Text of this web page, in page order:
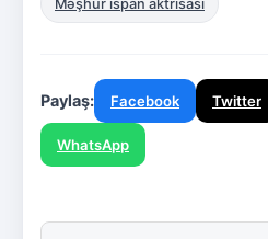
Məşhur ispan aktrisası
Paylaş: Facebook Twitter
WhatsApp